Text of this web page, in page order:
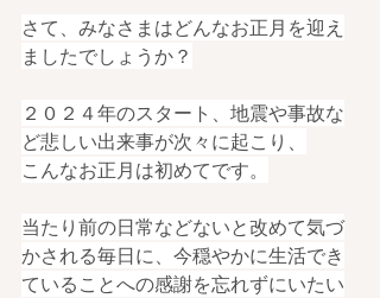
さて、みなさまはどんなお正月を迎え
ましたでしょうか？
２０２４年のスタート、地震や事故な
ど悲しい出来事が次々に起こり、
こんなお正月は初めてです。
当たり前の日常などないと改めて気づ
かされる毎日に、今穏やかに生活でき
ていることへの感謝を忘れずにいたい